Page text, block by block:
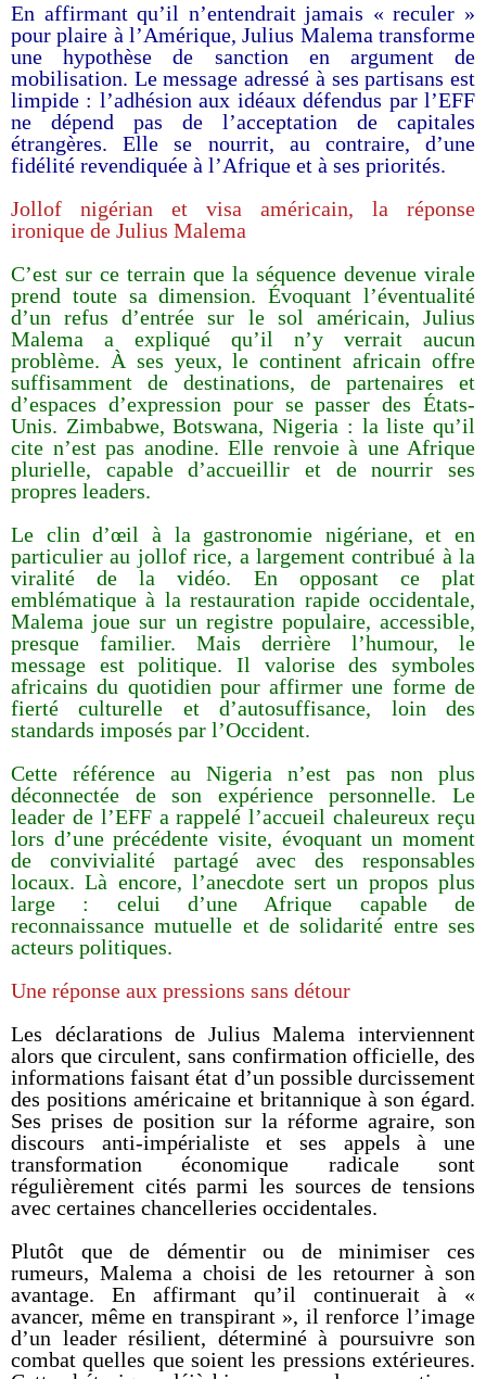
En affirmant qu’il n’entendrait jamais « reculer »
pour plaire à l’Amérique, Julius Malema transforme
une hypothèse de sanction en argument de
mobilisation. Le message adressé à ses partisans est
limpide : l’adhésion aux idéaux défendus par l’EFF
ne dépend pas de l’acceptation de capitales
étrangères. Elle se nourrit, au contraire, d’une
fidélité revendiquée à l’Afrique et à ses priorités.
Jollof nigérian et visa américain, la réponse
ironique de Julius Malema
C’est sur ce terrain que la séquence devenue virale
prend toute sa dimension. Évoquant l’éventualité
d’un refus d’entrée sur le sol américain, Julius
Malema a expliqué qu’il n’y verrait aucun
problème. À ses yeux, le continent africain offre
suffisamment de destinations, de partenaires et
d’espaces d’expression pour se passer des États-
Unis. Zimbabwe, Botswana, Nigeria : la liste qu’il
cite n’est pas anodine. Elle renvoie à une Afrique
plurielle, capable d’accueillir et de nourrir ses
propres leaders.
Le clin d’œil à la gastronomie nigériane, et en
particulier au jollof rice, a largement contribué à la
viralité de la vidéo. En opposant ce plat
emblématique à la restauration rapide occidentale,
Malema joue sur un registre populaire, accessible,
presque familier. Mais derrière l’humour, le
message est politique. Il valorise des symboles
africains du quotidien pour affirmer une forme de
fierté culturelle et d’autosuffisance, loin des
standards imposés par l’Occident.
Cette référence au Nigeria n’est pas non plus
déconnectée de son expérience personnelle. Le
leader de l’EFF a rappelé l’accueil chaleureux reçu
lors d’une précédente visite, évoquant un moment
de convivialité partagé avec des responsables
locaux. Là encore, l’anecdote sert un propos plus
large : celui d’une Afrique capable de
reconnaissance mutuelle et de solidarité entre ses
acteurs politiques.
Une réponse aux pressions sans détour
Les déclarations de Julius Malema interviennent
alors que circulent, sans confirmation officielle, des
informations faisant état d’un possible durcissement
des positions américaine et britannique à son égard.
Ses prises de position sur la réforme agraire, son
discours anti-impérialiste et ses appels à une
transformation économique radicale sont
régulièrement cités parmi les sources de tensions
avec certaines chancelleries occidentales.
Plutôt que de démentir ou de minimiser ces
rumeurs, Malema a choisi de les retourner à son
avantage. En affirmant qu’il continuerait à «
avancer, même en transpirant », il renforce l’image
d’un leader résilient, déterminé à poursuivre son
combat quelles que soient les pressions extérieures.